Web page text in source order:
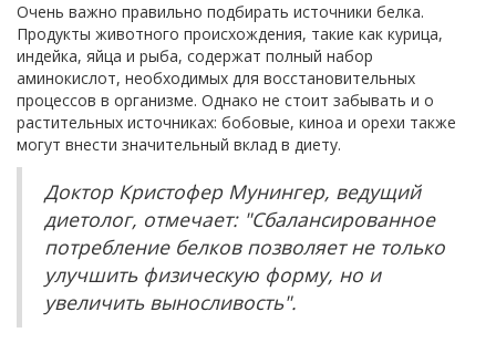
Очень важно правильно подбирать источники белка.
Продукты животного происхождения, такие как курица,
индейка, яйца и рыба, содержат полный набор
аминокислот, необходимых для восстановительных
процессов в организме. Однако не стоит забывать и о
растительных источниках: бобовые, киноа и орехи также
могут внести значительный вклад в диету.
Доктор Кристофер Мунингер, ведущий
диетолог, отмечает: "Сбалансированное
потребление белков позволяет не только
улучшить физическую форму, но и
увеличить выносливость".